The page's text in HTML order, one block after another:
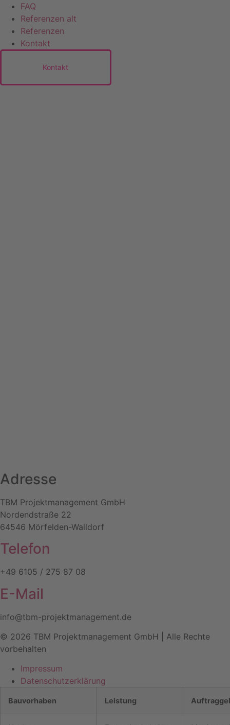
FAQ
Referenzen alt
Referenzen
Kontakt
Adresse
TBM Projektmanagement GmbH
Nordendstraße 22
64546 Mörfelden-Walldorf
Telefon
+49 6105 / 275 87 08
E-Mail
info@tbm-projektmanagement.de
© 2026 TBM Projektmanagement GmbH | Alle Rechte
vorbehalten
Impressum
Datenschutz­erklärung
Bauvorhaben Leistung